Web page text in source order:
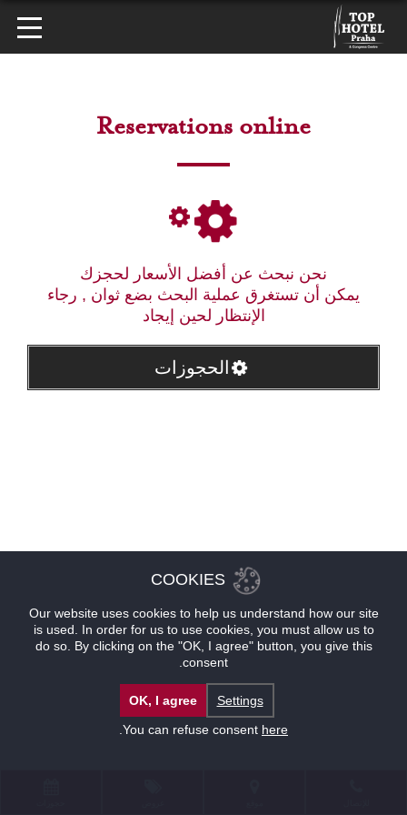
Reservations online
نحن نبحث عن أفضل الأسعار لحجزك
يمكن أن تستغرق عملية البحث بضع ثوان , رجاء
الإنتظار لحين إيجاد
الحجوزات
COOKIES
Our website uses cookies to help us understand how our site
is used. In order for us to use cookies, you must allow us to
do so. By clicking on the "OK, I agree" button, you give this
consent.
Settings
OK, I agree
You can refuse consent here
.